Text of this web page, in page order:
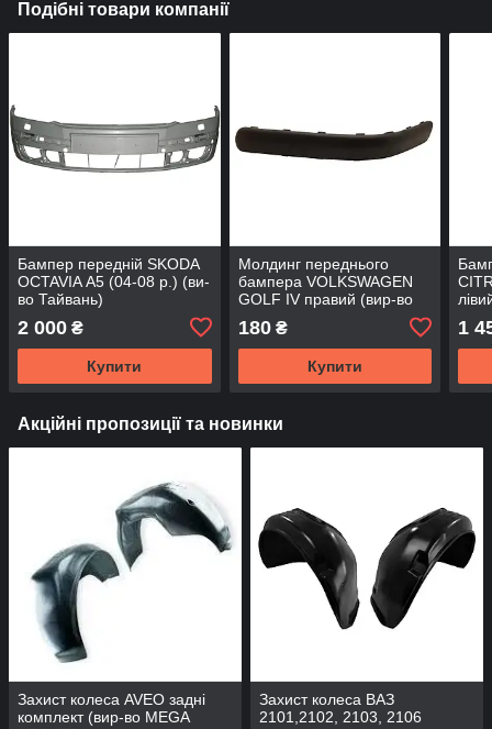
Подібні товари компанії
Бампер передній SKODA
OCTAVIA А5 (04-08 р.) (ви-
во Тайвань)
2 000 ₴
Купити
Молдинг переднього
бампера VOLKSWAGEN
GOLF IV правий (вир-во
180₴
Купити
1
Акційні пропозиції та новинки
Захист колеса AVEO задні
комплект (вир-во MEGA
Захист колеса ВАЗ
2101,2102, 2103, 2106